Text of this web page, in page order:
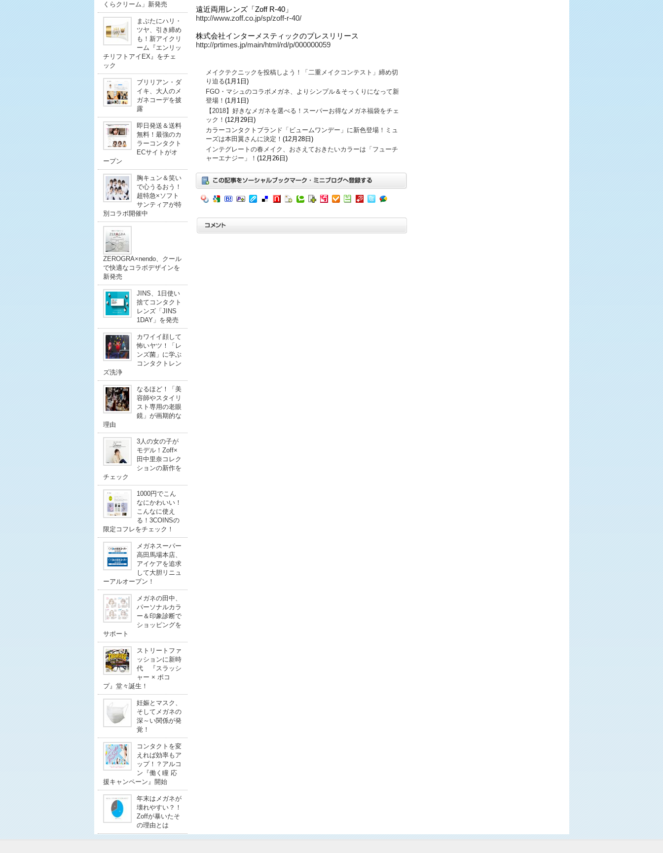
くらクリーム」新発売
まぶたにハリ・
ツヤ、引き締め
も！新アイクリ
ーム『エンリッ
チリフトアイEX』をチェ
ック
ブリリアン・ダ
イキ、大人のメ
ガネコーデを披
露
即日発送＆送料
無料！最強のカ
ラーコンタクト
ECサイトがオ
ープン
胸キュン＆笑い
で心うるおう！
超特急×ソフト
サンティアが特
別コラボ開催中
ZEROGRA×nendo、クール
で快適なコラボデザインを
新発売
JINS、1日使い
捨てコンタクト
レンズ「JINS
1DAY」を発売
カワイイ顔して
怖いヤツ！「レ
ンズ菌」に学ぶ
コンタクトレン
ズ洗浄
なるほど！「美
容師やスタイリ
スト専用の老眼
鏡」が画期的な
理由
3人の女の子が
モデル！Zoff×
田中里奈コレク
ションの新作を
チェック
1000円でこん
なにかわいい！
こんなに使え
る！3COINSの
限定コフレをチェック！
メガネスーパー
高田馬場本店、
アイケアを追求
して大胆リニュ
ーアルオープン！
メガネの田中、
パーソナルカラ
ー＆印象診断で
ショッピングを
サポート
ストリートファ
ッションに新時
代 『スラッシ
ャー × ポコ
プ』堂々誕生！
妊娠とマスク、
そしてメガネの
深～い関係が発
覚！
コンタクトを変
えれば効率もア
ップ！？アルコ
ン『働く瞳 応
援キャンペーン』開始
年末はメガネが
壊れやすい？！
Zoffが暴いたそ
の理由とは
遠近両用レンズ「Zoff R-40」
http://www.zoff.co.jp/sp/zoff-r-40/
株式会社インターメスティックのプレスリリース
http://prtimes.jp/main/html/rd/p/000000059
メイクテクニックを投稿しよう！「二重メイクコンテスト」締め切
り迫る(1月1日)
FGO・マシュのコラボメガネ、よりシンプル＆そっくりになって新
登場！ (1月1日)
【2018】好きなメガネを選べる！スーパーお得なメガネ福袋をチェ
ック！ (12月29日)
カラーコンタクトブランド「ビュームワンデー」に新色登場！ミュ
ーズは本田翼さんに決定！ (12月28日)
インテグレートの春メイク、おさえておきたいカラーは「フューチ
ャーエナジー」！ (12月26日)